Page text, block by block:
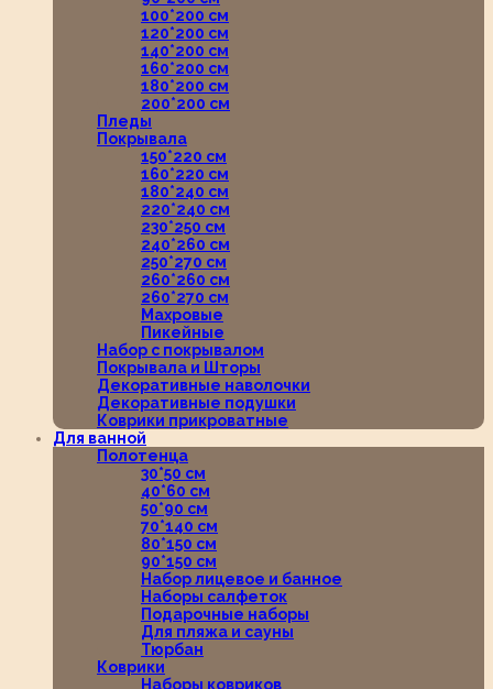
100*200 см
120*200 см
140*200 см
160*200 см
180*200 см
200*200 см
Пледы
Покрывала
150*220 см
160*220 см
180*240 см
220*240 см
230*250 см
240*260 см
250*270 см
260*260 см
260*270 см
Махровые
Пикейные
Набор с покрывалом
Покрывала и Шторы
Декоративные наволочки
Декоративные подушки
Коврики прикроватные
Для ванной
Полотенца
30*50 см
40*60 см
50*90 см
70*140 см
80*150 см
90*150 см
Набор лицевое и банное
Наборы салфеток
Подарочные наборы
Для пляжа и сауны
Тюрбан
Коврики
Наборы ковриков